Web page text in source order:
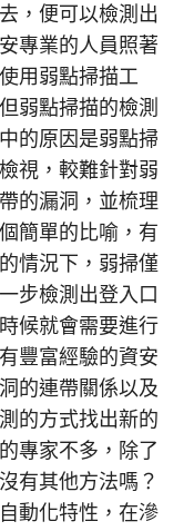
，便可以檢測出
專業的人員照著
用弱點掃描工
弱點掃描的檢測
的原因是弱點掃
視，較難針對弱
的漏洞，並梳理
簡單的比喻，有
情況下，弱掃僅
步檢測出登入口
候就會需要進行
豐富經驗的資安
的連帶關係以及
的方式找出新的
專家不多，除了
有其他方法嗎？
動化特性，在滲